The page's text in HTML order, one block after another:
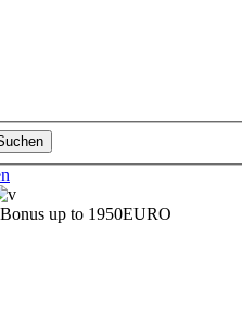
Воnus up to 1950ЕURО